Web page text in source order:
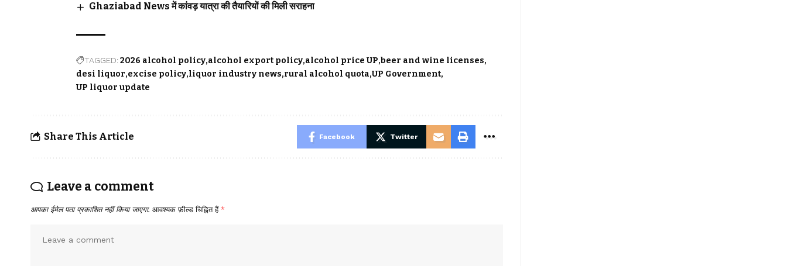
Ghaziabad News में कांवड़ यात्रा की तैयारियों की मिली सराहना
TAGGED:2026 alcohol policy alcohol export policy alcohol price UP beer and wine licenses
desi liquor excise policy liquor industry news rural alcohol quota UP Government
UP liquor update
Share This Article Facebook Twitter
Leave a comment
आपका ईमेल पता प्रकाशित नहीं किया जाएगा. आवश्यक फ़ील्ड चिह्नित हैं *